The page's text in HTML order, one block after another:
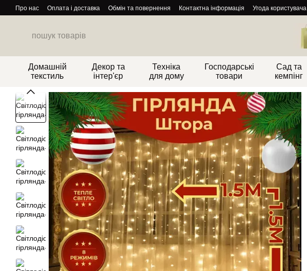
Перейти до основного контенту
Про нас Оплата і доставка Обмін та повернення Контактна інформація Угода користувача
Домашній
текстиль
Декор та
інтер'єр
Техніка
для дому
Господарські
товари
Сад та
кемпінг